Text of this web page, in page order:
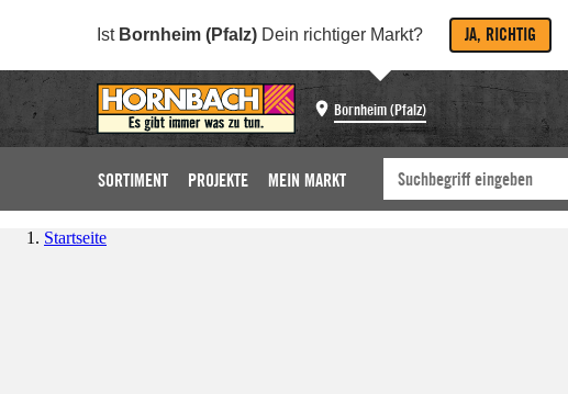
Ist Bornheim (Pfalz) Dein richtiger Markt? JA, RICHTIG
Bornheim (Pfalz)
SORTIMENT PROJEKTE MEIN MARKT
Startseite